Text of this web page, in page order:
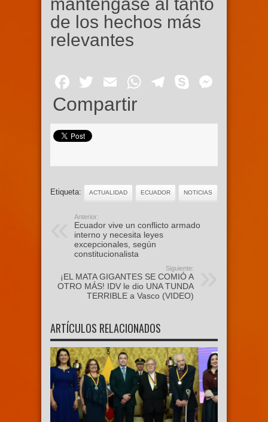
de los hechos más
relevantes
Facebook
Twitter
EmailWhatsApp
Telegram
Skype
Compartir
Etiqueta: ACTUALIDAD ECUADOR NOTICIAS
Anterior:
Ecuador vive un conflicto armado
interno y necesita leyes
excepcionales, según
constitucionalista
Siguiente:
¡EL MATA GIGANTES SE COMIÓ A
OTRO MÁS! IDV le dio UNA TUNDA
TERRIBLE a Vasco (VIDEO)
ARTÍCULOS RELACIONADOS